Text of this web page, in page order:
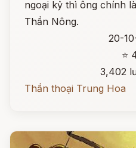
ngoại kỷ thì ông chính
Thần Nông.
20-
⭐
3,402
Thần thoại Trung Hoa